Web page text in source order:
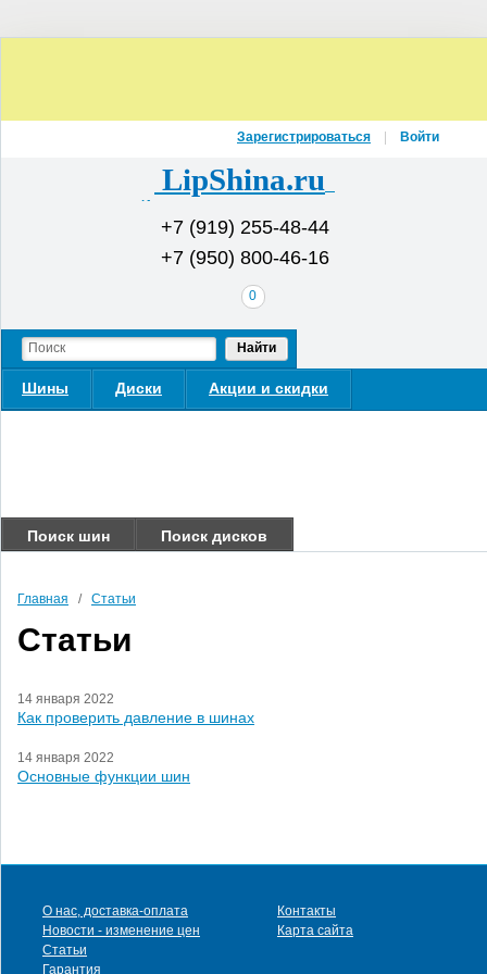
LipShina.ru
Интернет-магазин шин и дисков
+7 (919) 255-48-44
+7 (950) 800-46-16
В
вашей
корзине
0
Шины Диски Акции и скидки
Найти
Зарегистрироваться Войти
Поиск шин Поиск дисков
Главная / Статьи
Статьи
14 января 2022
Как проверить давление в шинах
14 января 2022
Основные функции шин
О нас, доставка-оплата
Новости - изменение цен
Статьи
Гарантия
Контакты
Карта сайта